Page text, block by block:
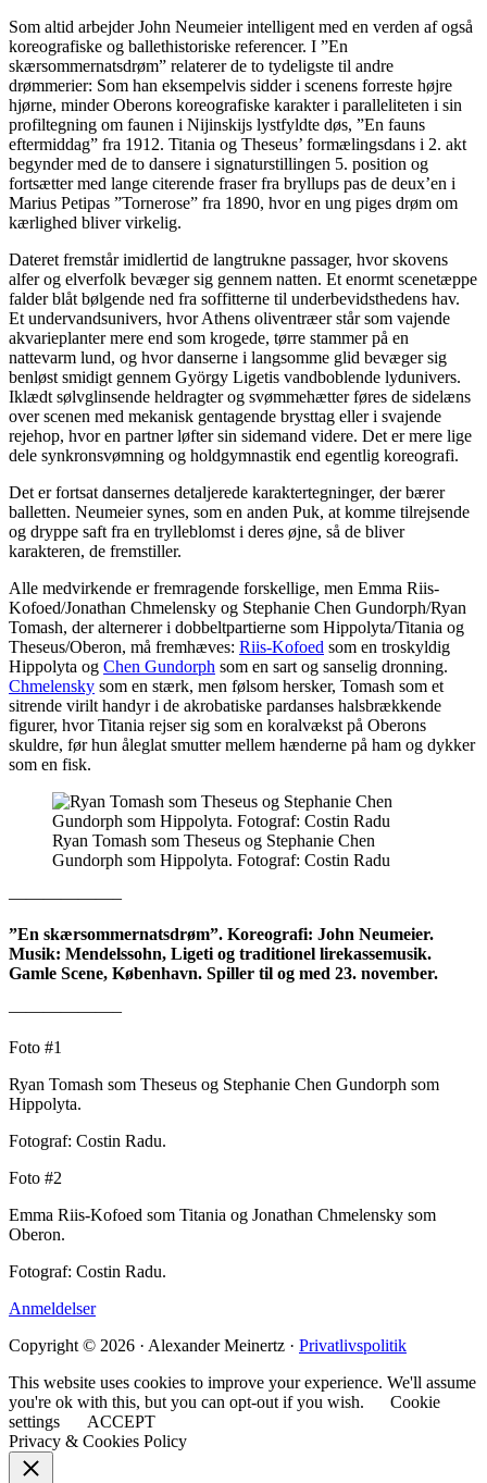
Som altid arbejder John Neumeier intelligent med en verden af også
koreografiske og ballethistoriske referencer. I ”En
skærsommernatsdrøm” relaterer de to tydeligste til andre
drømmerier: Som han eksempelvis sidder i scenens forreste højre
hjørne, minder Oberons koreografiske karakter i paralleliteten i sin
profiltegning om faunen i Nijinskijs lystfyldte døs, ”En fauns
eftermiddag” fra 1912. Titania og Theseus’ formælingsdans i 2. akt
begynder med de to dansere i signaturstillingen 5. position og
fortsætter med lange citerende fraser fra bryllups pas de deux’en i
Marius Petipas ”Tornerose” fra 1890, hvor en ung piges drøm om
kærlighed bliver virkelig.
Dateret fremstår imidlertid de langtrukne passager, hvor skovens
alfer og elverfolk bevæger sig gennem natten. Et enormt scenetæppe
falder blåt bølgende ned fra soffitterne til underbevidsthedens hav.
Et undervandsunivers, hvor Athens oliventræer står som vajende
akvarieplanter mere end som krogede, tørre stammer på en
nattevarm lund, og hvor danserne i langsomme glid bevæger sig
benløst smidigt gennem György Ligetis vandboblende lydunivers.
Iklædt sølvglinsende heldragter og svømmehætter føres de sidelæns
over scenen med mekanisk gentagende brysttag eller i svajende
rejehop, hvor en partner løfter sin sidemand videre. Det er mere lige
dele synkronsvømning og holdgymnastik end egentlig koreografi.
Det er fortsat dansernes detaljerede karaktertegninger, der bærer
balletten. Neumeier synes, som en anden Puk, at komme tilrejsende
og dryppe saft fra en trylleblomst i deres øjne, så de bliver
karakteren, de fremstiller.
Alle medvirkende er fremragende forskellige, men Emma Riis-
Kofoed/Jonathan Chmelensky og Stephanie Chen Gundorph/Ryan
Tomash, der alternerer i dobbeltpartierne som Hippolyta/Titania og
Theseus/Oberon, må fremhæves: Riis-Kofoed som en troskyldig
Hippolyta og Chen Gundorph som en sart og sanselig dronning.
Chmelensky som en stærk, men følsom hersker, Tomash som et
sitrende virilt handyr i de akrobatiske pardanses halsbrækkende
figurer, hvor Titania rejser sig som en koralvækst på Oberons
skuldre, før hun åleglat smutter mellem hænderne på ham og dykker
som en fisk.
Ryan Tomash som Theseus og Stephanie Chen
Gundorph som Hippolyta. Fotograf: Costin Radu
——————–
”En skærsommernatsdrøm”. Koreografi: John Neumeier.
Musik: Mendelssohn, Ligeti og traditionel lirekassemusik.
Gamle Scene, København. Spiller til og med 23. november.
——————–
Foto #1
Ryan Tomash som Theseus og Stephanie Chen Gundorph som
Hippolyta.
Fotograf: Costin Radu.
Foto #2
Emma Riis-Kofoed som Titania og Jonathan Chmelensky som
Oberon.
Fotograf: Costin Radu.
Anmeldelser
Copyright © 2026 · Alexander Meinertz · Privatlivspolitik
This website uses cookies to improve your experience. We'll assume
you're ok with this, but you can opt-out if you wish.
Cookie
settings
ACCEPT
Privacy & Cookies Policy